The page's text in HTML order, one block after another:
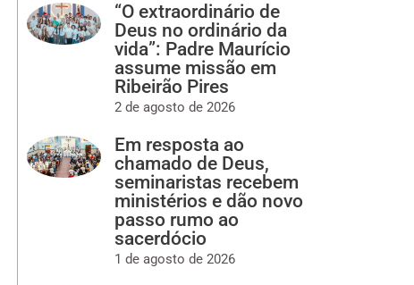
“O extraordinário de
Deus no ordinário da
vida”: Padre Maurício
assume missão em
Ribeirão Pires
2 de agosto de 2026
Em resposta ao
chamado de Deus,
seminaristas recebem
ministérios e dão novo
passo rumo ao
sacerdócio
1 de agosto de 2026